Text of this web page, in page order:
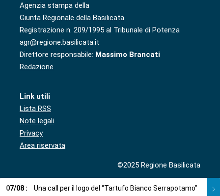
Agenzia stampa della
Giunta Regionale della Basilicata
Registrazione n. 209/1995 al Tribunale di Potenza
agr@regione.basilicata.it
Direttore responsabile: Massimo Brancati
Redazione
Link utili
Lista RSS
Note legali
Privacy
Area riservata
©2025 Regione Basilicata
07/08 : Una call per il logo del “Tartufo Bianco Serrapotamo” 07